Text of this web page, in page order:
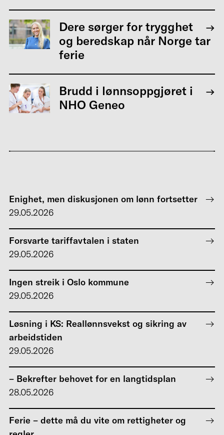
Dere sørger for trygghet
og beredskap når Norge tar
ferie
Brudd i lønnsoppgjøret i
NHO Geneo
Enighet, men diskusjonen om lønn fortsetter
29.05.2026
Forsvarte tariffavtalen i staten
29.05.2026
Ingen streik i Oslo kommune
29.05.2026
Løsning i KS: Reallønnsvekst og sikring av
arbeidstiden
29.05.2026
– Bekrefter behovet for en langtidsplan
28.05.2026
Ferie – dette må du vite om rettigheter og